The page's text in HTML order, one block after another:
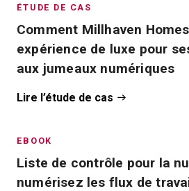
ÉTUDE DE CAS
Comment Millhaven
expérience de luxe pour
aux jumeaux numériques
Lire l’étude de cas
EBOOK
Liste de contrôle pour la
numérisez les flux de